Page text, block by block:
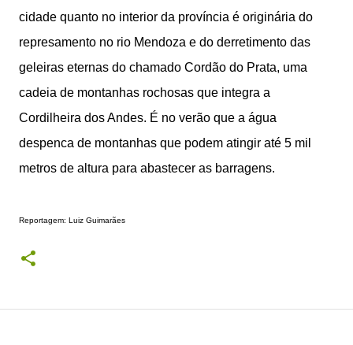
cidade quanto no interior da província é originária do
represamento no rio Mendoza e do derretimento das
geleiras eternas do chamado Cordão do Prata, uma
cadeia de montanhas rochosas que integra a
Cordilheira dos Andes. É no verão que a água
despenca de montanhas que podem atingir até 5 mil
metros de altura para abastecer as barragens.
Reportagem: Luiz Guimarães